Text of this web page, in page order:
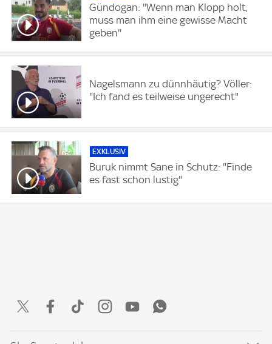
Gündogan: ''Wenn man Klopp holt,
muss man ihm eine gewisse Macht
geben''
Nagelsmann zu dünnhäutig? Völler:
"Ich fand es teilweise ungerecht"
EXKLUSIV
Buruk nimmt Sane in Schutz: "Finde
es fast schon lustig"